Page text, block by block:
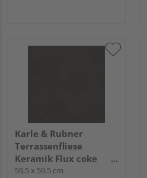
Karle & Rubner
Terrassenfliese
Keramik Flux coke
glatt TERRACON® Flux
59,5 x 59,5 cm